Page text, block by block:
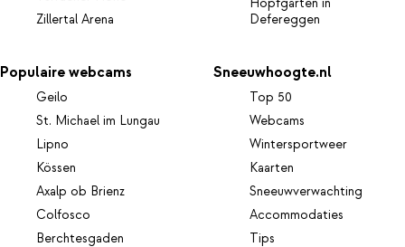
Zillertal Arena
Hopfgarten in
Defereggen
Populaire webcams
Geilo
St. Michael im Lungau
Lipno
Kössen
Axalp ob Brienz
Colfosco
Berchtesgaden
Sneeuwhoogte.nl
Top 50
Webcams
Wintersportweer
Kaarten
Sneeuwverwachting
Accommodaties
Tips